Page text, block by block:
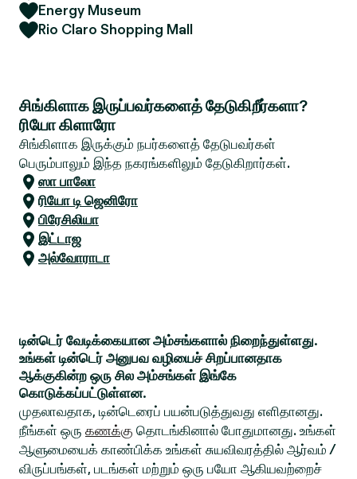
Energy Museum
Rio Claro Shopping Mall
சிங்கிளாக இருப்பவர்களைத் தேடுகிறீர்களா?
ரியோ கிளாரோ
சிங்கிளாக இருக்கும் நபர்களைத் தேடுபவர்கள்
பெரும்பாலும் இந்த நகரங்களிலும் தேடுகிறார்கள்.
ஸா பாலோ
ரியோ டி ஜெனிரோ
பிரேசிலியா
இட்டாஜ
அல்வோராடா
டின்டெர் வேடிக்கையான அம்சங்களால் நிறைந்துள்ளது.
உங்கள் டின்டெர் அனுபவ வழியைச் சிறப்பானதாக
ஆக்குகின்ற ஒரு சில அம்சங்கள் இங்கே
கொடுக்கப்பட்டுள்ளன.
முதலாவதாக, டின்டெரைப் பயன்படுத்துவது எளிதானது.
நீங்கள் ஒரு கணக்கு தொடங்கினால் போதுமானது. உங்கள்
ஆளுமையைக் காண்பிக்க உங்கள் சுயவிவரத்தில் ஆர்வம் /
விருப்பங்கள், படங்கள் மற்றும் ஒரு பயோ ஆகியவற்றைச்